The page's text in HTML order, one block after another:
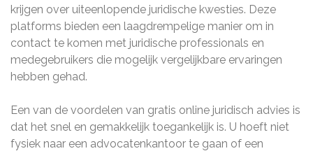
krijgen over uiteenlopende juridische kwesties. Deze
platforms bieden een laagdrempelige manier om in
contact te komen met juridische professionals en
medegebruikers die mogelijk vergelijkbare ervaringen
hebben gehad.
Een van de voordelen van gratis online juridisch advies is
dat het snel en gemakkelijk toegankelijk is. U hoeft niet
fysiek naar een advocatenkantoor te gaan of een